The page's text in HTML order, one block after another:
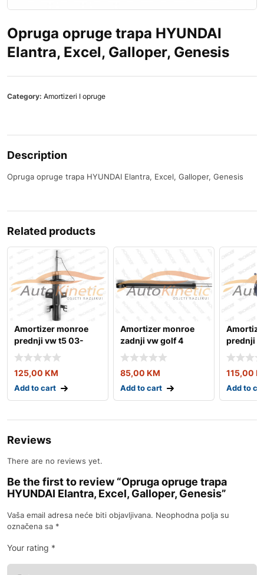
Opruga opruge trapa HYUNDAI
Elantra, Excel, Galloper, Genesis
Category: Amortizeri I opruge
Description
Opruga opruge trapa HYUNDAI Elantra, Excel, Galloper, Genesis
Related products
Amortizer monroe
prednji vw t5 03-
125,00 KM
Add to cart
Amortizer monroe
zadnji vw golf 4
karavan
85,00 KM
Add to cart
prednji
klasa
115,00
Add to
Reviews
There are no reviews yet.
Be the first to review “Opruga opruge trapa
HYUNDAI Elantra, Excel, Galloper, Genesis”
Vaša email adresa neće biti objavljivana. Neophodna polja su
označena sa *
Your rating *